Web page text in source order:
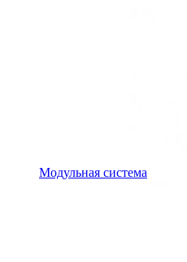
Модульная система